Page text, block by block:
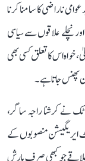
ناراضی کا سامنا کرنا
اور نچلے علاقوں سے سیاسی
خواہ اس کا تعلق کسی بھی
پھنس جاتا ہے۔
نے کرشنا راجہ ساگر،
ایریگیشن منصوبوں کے